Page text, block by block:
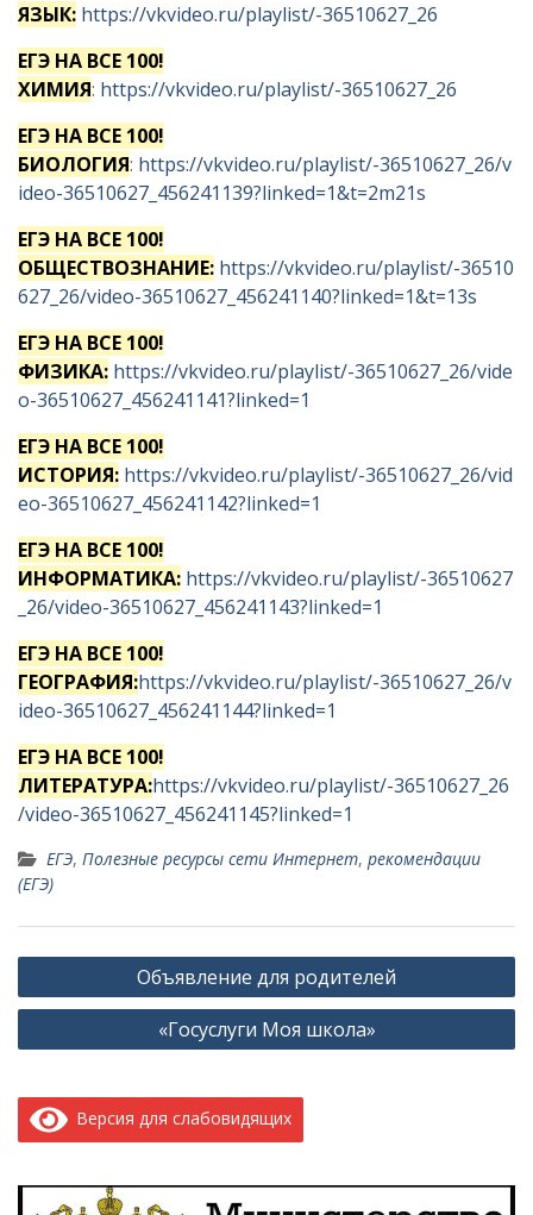
ЯЗЫК: https://vkvideo.ru/playlist/-36510627_26
ЕГЭ НА ВСЕ 100!
ХИМИЯ: https://vkvideo.ru/playlist/-36510627_26
ЕГЭ НА ВСЕ 100!
БИОЛОГИЯ: https://vkvideo.ru/playlist/-36510627_26/v
ideo-36510627_456241139?linked=1&t=2m21s
ЕГЭ НА ВСЕ 100!
ОБЩЕСТВОЗНАНИЕ: https://vkvideo.ru/playlist/-36510
627_26/video-36510627_456241140?linked=1&t=13s
ЕГЭ НА ВСЕ 100!
ФИЗИКА: https://vkvideo.ru/playlist/-36510627_26/vide
o-36510627_456241141?linked=1
ЕГЭ НА ВСЕ 100!
ИСТОРИЯ: https://vkvideo.ru/playlist/-36510627_26/vid
eo-36510627_456241142?linked=1
ЕГЭ НА ВСЕ 100!
ИНФОРМАТИКА: https://vkvideo.ru/playlist/-36510627
_26/video-36510627_456241143?linked=1
ЕГЭ НА ВСЕ 100!
ГЕОГРАФИЯ:https://vkvideo.ru/playlist/-36510627_26/v
ideo-36510627_456241144?linked=1
ЕГЭ НА ВСЕ 100!
ЛИТЕРАТУРА:https://vkvideo.ru/playlist/-36510627_26
/video-36510627_456241145?linked=1
ЕГЭ, Полезные ресурсы сети Интернет, рекомендации
(ЕГЭ)
Навигация
по
Объявление для родителей
«Госуслуги Моя школа»
Версия для слабовидящих